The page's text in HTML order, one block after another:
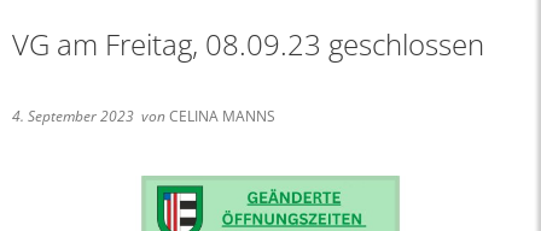
VG am Freitag, 08.09.23 geschlossen
4. September 2023 vonCELINA MANNS